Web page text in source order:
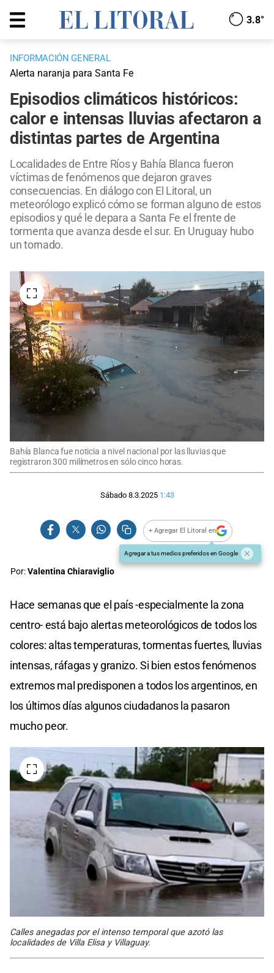
3.8°
INFORMACIÓN GENERAL
Alerta naranja para Santa Fe
Episodios climáticos históricos:
calor e intensas lluvias afectaron a
distintas partes de Argentina
Localidades de Entre Ríos y Bahía Blanca fueron
víctimas de fenómenos que dejaron graves
consecuencias. En diálogo con El Litoral, un
meteorólogo explicó cómo se forman alguno de estos
episodios y qué le depara a Santa Fe el frente de
tormenta que avanza desde el sur. En Uruguay hubo
un tornado.
Bahía Blanca fue noticia a nivel nacional por las lluvias que
registraron 300 milímetros en sólo cinco horas.
Sábado 8.3.2025 1:43
+ Agregar El Litoral en
Agregar a tus medios preferidos en Google
Por:Valentina Chiaraviglio
Hace semanas que el país -especialmente la zona
centro- está bajo alertas meteorológicos de todos los
colores: altas temperaturas, tormentas fuertes, lluvias
intensas, ráfagas y granizo. Si bien estos fenómenos
extremos mal predisponen a todos los argentinos, en
los últimos días algunos ciudadanos la pasaron
mucho peor.
Calles anegadas por el intenso temporal que azotó las
localidades de Villa Elisa y Villaguay.